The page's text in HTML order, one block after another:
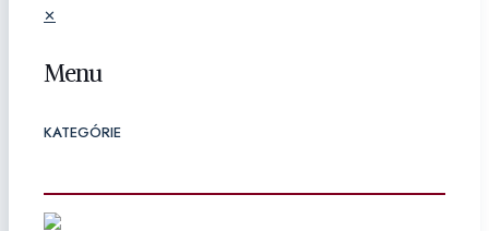
✕
Menu
KATEGÓRIE